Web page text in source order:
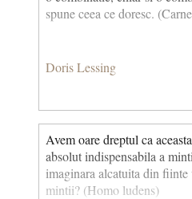
spune ceea ce doresc.
Doris Lessing
Avem oare dreptul ca
absolut indispensabila a
imaginara alcatuita din
mintii? (Homo ludens)